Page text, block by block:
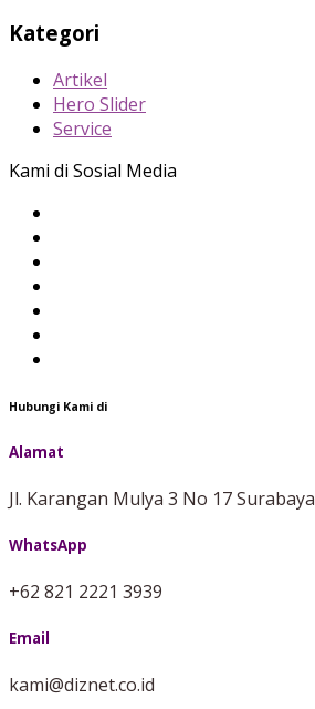
Kategori
Artikel
Hero Slider
Service
Kami di Sosial Media
Hubungi Kami di
Alamat
Jl. Karangan Mulya 3 No 17 Surabaya
WhatsApp
+62 821 2221 3939
Email
kami@diznet.co.id